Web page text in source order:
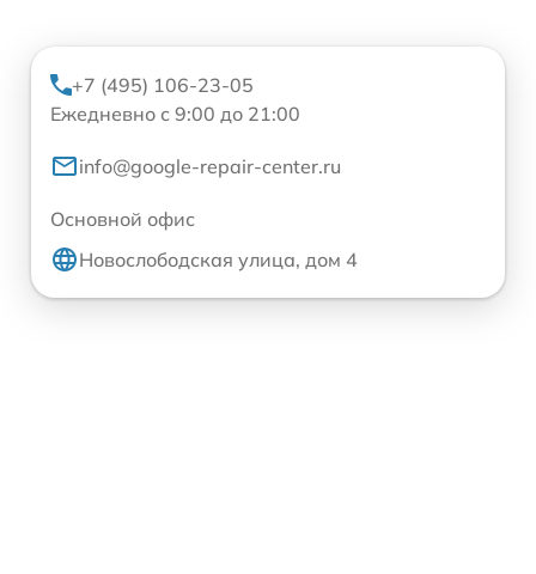
+7 (495) 106-23-05
Ежедневно с 9:00 до 21:00
info@google-repair-center.ru
Основной офис
Новослободская улица, дом 4